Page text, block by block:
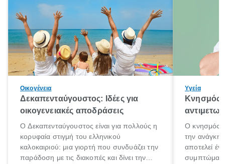
Οικογένεια
Δεκαπενταύγουστος: Ιδέες για
οικογενειακές αποδράσεις
Ο Δεκαπενταύγουστος είναι για πολλούς η
κορυφαία στιγμή του ελληνικού
καλοκαιριού: μια γιορτή που συνδυάζει την
παράδοση με τις διακοπές και δίνει την
Υγεία
Κνησμός:
Ο κνησμός
την ανάγκη
αποτελεί